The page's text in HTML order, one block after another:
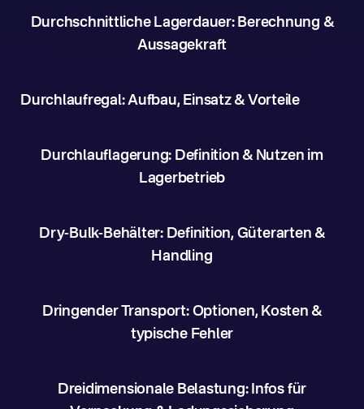
Durchschnittliche Lagerdauer: Berechnung &
Aussagekraft
Durchlaufregal: Aufbau, Einsatz & Vorteile
Durchlauflagerung: Definition & Nutzen im
Lagerbetrieb
Dry-Bulk-Behälter: Definition, Güterarten &
Handling
Dringender Transport: Optionen, Kosten &
typische Fehler
Dreidimensionale Belastung: Infos für